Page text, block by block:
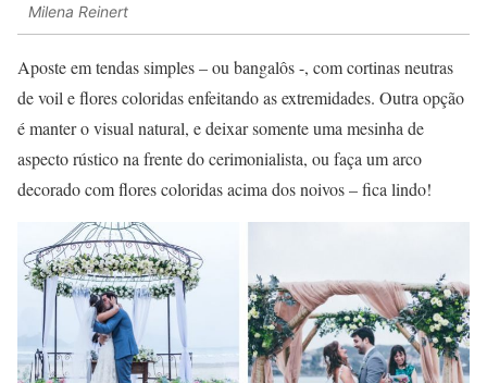
Milena Reinert
Aposte em tendas simples – ou bangalôs -, com cortinas neutras
de voil e flores coloridas enfeitando as extremidades. Outra opção
é manter o visual natural, e deixar somente uma mesinha de
aspecto rústico na frente do cerimonialista, ou faça um arco
decorado com flores coloridas acima dos noivos – fica lindo!